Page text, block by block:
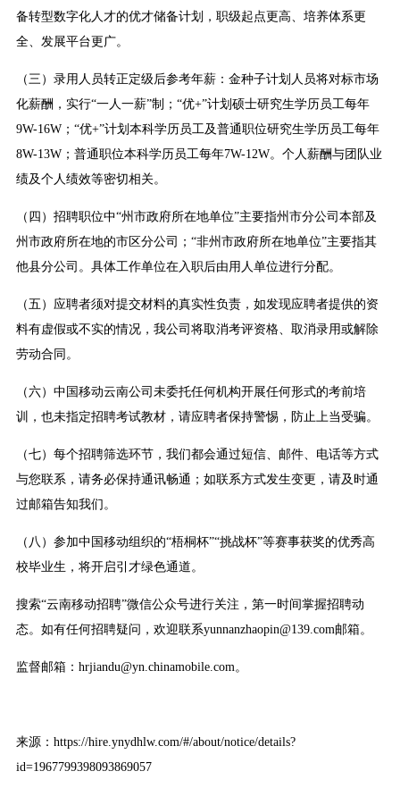
备转型数字化人才的优才储备计划，职级起点更高、培养体系更
全、发展平台更广。
（三）录用人员转正定级后参考年薪：金种子计划人员将对标市场
化薪酬，实行“一人一薪”制；“优+”计划硕士研究生学历员工每年
9W-16W；“优+”计划本科学历员工及普通职位研究生学历员工每年
8W-13W；普通职位本科学历员工每年7W-12W。个人薪酬与团队业
绩及个人绩效等密切相关。
（四）招聘职位中“州市政府所在地单位”主要指州市分公司本部及
州市政府所在地的市区分公司；“非州市政府所在地单位”主要指其
他县分公司。具体工作单位在入职后由用人单位进行分配。
（五）应聘者须对提交材料的真实性负责，如发现应聘者提供的资
料有虚假或不实的情况，我公司将取消考评资格、取消录用或解除
劳动合同。
（六）中国移动云南公司未委托任何机构开展任何形式的考前培
训，也未指定招聘考试教材，请应聘者保持警惕，防止上当受骗。
（七）每个招聘筛选环节，我们都会通过短信、邮件、电话等方式
与您联系，请务必保持通讯畅通；如联系方式发生变更，请及时通
过邮箱告知我们。
（八）参加中国移动组织的“梧桐杯”“挑战杯”等赛事获奖的优秀高
校毕业生，将开启引才绿色通道。
搜索“云南移动招聘”微信公众号进行关注，第一时间掌握招聘动
态。如有任何招聘疑问，欢迎联系yunnanzhaopin@139.com邮箱。
监督邮箱：hrjiandu@yn.chinamobile.com。
来源：https://hire.ynydhlw.com/#/about/notice/details?
id=1967799398093869057